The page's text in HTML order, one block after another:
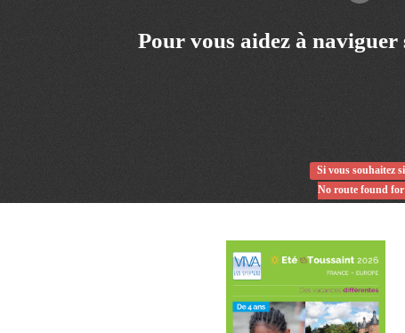
Pour vous aidez à naviguer
Si vous souhaitez
No route found for